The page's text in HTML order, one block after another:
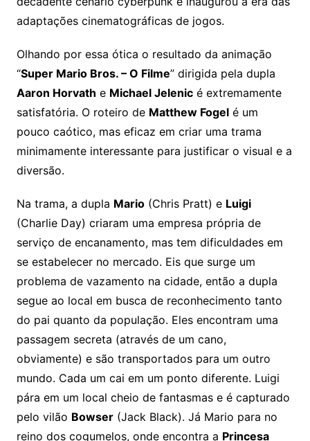
adaptações cinematográficas de jogos.
Olhando por essa ótica o resultado da animação
“Super Mario Bros. – O Filme” dirigida pela dupla
Aaron Horvath e Michael Jelenicé extremamente
satisfatória. O roteiro de Matthew Fogelé um
pouco caótico, mas eficaz em criar uma trama
minimamente interessante para justificar o visual e a
diversão.
Na trama, a dupla Mario(Chris Pratt) e Luigi
(Charlie Day) criaram uma empresa própria de
serviço de encanamento, mas tem dificuldades em
se estabelecer no mercado. Eis que surge um
problema de vazamento na cidade, então a dupla
segue ao local em busca de reconhecimento tanto
do pai quanto da população. Eles encontram uma
passagem secreta (através de um cano,
obviamente) e são transportados para um outro
mundo. Cada um cai em um ponto diferente. Luigi
pára em um local cheio de fantasmas e é capturado
pelo vilão Bowser(Jack Black). Já Mario para no
reino dos cogumelos, onde encontra a Princesa